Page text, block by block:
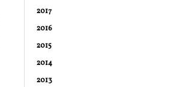
2017
2016
2015
2014
2013